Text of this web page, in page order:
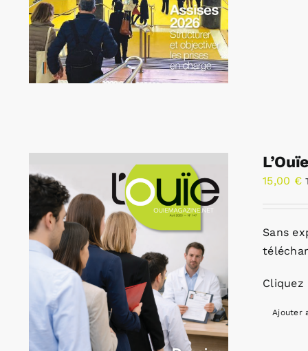
15,00 €
Sans
Cliquez
Ajouter